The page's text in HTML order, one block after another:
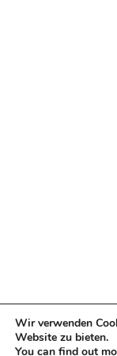
Wir verwenden
Website zu bieten.
You can find out